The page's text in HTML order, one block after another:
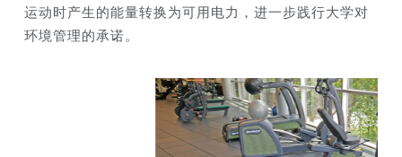
运动时产生的能量转换为可用电力，进一步践行大学对
环境管理的承诺。